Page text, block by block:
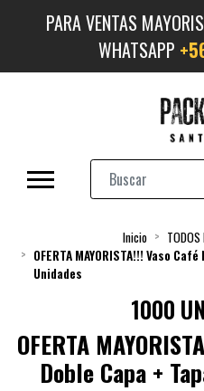
PARA VENTAS
WHATSAPP
Inicio
TODOS
OFERTA MAYORISTA!!! Vaso
Unidades
1000
OFERTA
Doble Capa +